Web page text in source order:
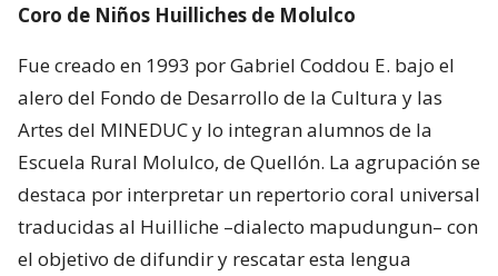
Coro de Niños Huilliches de Molulco
Fue creado en 1993 por Gabriel Coddou E. bajo el
alero del Fondo de Desarrollo de la Cultura y las
Artes del MINEDUC y lo integran alumnos de la
Escuela Rural Molulco, de Quellón. La agrupación se
destaca por interpretar un repertorio coral universal
traducidas al Huilliche –dialecto mapudungun– con
el objetivo de difundir y rescatar esta lengua